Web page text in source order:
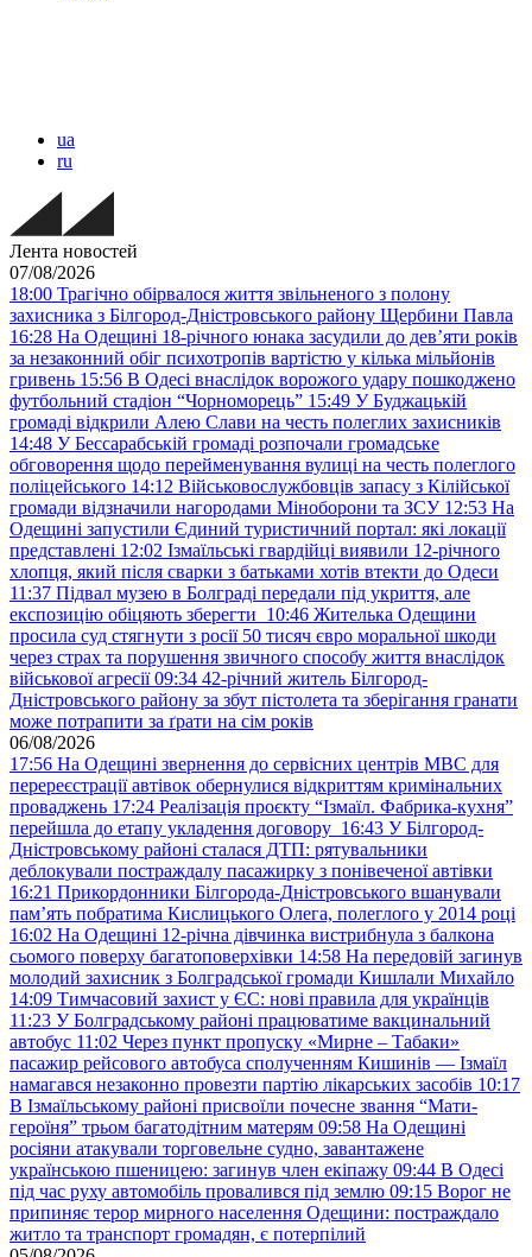
ua
ru
Лента новостей
07/08/2026
18:00 Трагічно обірвалося життя звільненого з полону
захисника з Білгород-Дністровського району Щербини Павла
16:28 На Одещині 18-річного юнака засудили до дев’яти років
за незаконний обіг психотропів вартістю у кілька мільйонів
гривень 15:56 В Одесі внаслідок ворожого удару пошкоджено
футбольний стадіон “Чорноморець” 15:49 У Буджацькій
громаді відкрили Алею Слави на честь полеглих захисників
14:48 У Бессарабській громаді розпочали громадське
обговорення щодо перейменування вулиці на честь полеглого
поліцейського 14:12 Військовослужбовців запасу з Кілійської
громади відзначили нагородами Міноборони та ЗСУ 12:53 На
Одещині запустили Єдиний туристичний портал: які локації
представлені 12:02 Ізмаїльські гвардійці виявили 12-річного
хлопця, який після сварки з батьками хотів втекти до Одеси
11:37 Підвал музею в Болграді передали під укриття, але
експозицію обіцяють зберегти 10:46 Жителька Одещини
просила суд стягнути з росії 50 тисяч євро моральної шкоди
через страх та порушення звичного способу життя внаслідок
військової агресії 09:34 42-річний житель Білгород-
Дністровського району за збут пістолета та зберігання гранати
може потрапити за ґрати на сім років
06/08/2026
17:56 На Одещині звернення до сервісних центрів МВС для
перереєстрації автівок обернулися відкриттям кримінальних
проваджень 17:24 Реалізація проєкту “Ізмаїл. Фабрика-кухня”
перейшла до етапу укладення договору 16:43 У Білгород-
Дністровському районі сталася ДТП: рятувальники
деблокували постраждалу пасажирку з понівеченої автівки
16:21 Прикордонники Білгорода-Дністровського вшанували
пам’ять побратима Кислицького Олега, полеглого у 2014 році
16:02 На Одещині 12-річна дівчинка вистрибнула з балкона
сьомого поверху багатоповерхівки 14:58 На передовій загинув
молодий захисник з Болградської громади Кишлали Михайло
14:09 Тимчасовий захист у ЄС: нові правила для українців
11:23 У Болградському районі працюватиме вакцинальний
автобус 11:02 Через пункт пропуску «Мирне – Табаки»
пасажир рейсового автобуса сполученням Кишинів — Ізмаїл
намагався незаконно провезти партію лікарських засобів 10:17
В Ізмаїльському районі присвоїли почесне звання “Мати-
героїня” трьом багатодітним матерям 09:58 На Одещині
росіяни атакували торговельне судно, завантажене
українською пшеницею: загинув член екіпажу 09:44 В Одесі
під час руху автомобіль провалився під землю 09:15 Ворог не
припиняє терор мирного населення Одещини: постраждало
житло та транспорт громадян, є потерпілий